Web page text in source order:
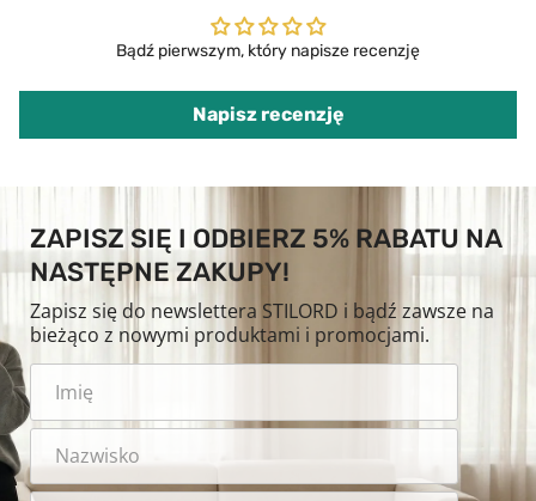
Bądź pierwszym, który napisze recenzję
Napisz recenzję
ZAPISZ SIĘ I ODBIERZ 5% RABATU NA
NASTĘPNE ZAKUPY!
Zapisz się do newslettera STILORD i bądź zawsze na
bieżąco z nowymi produktami i promocjami.